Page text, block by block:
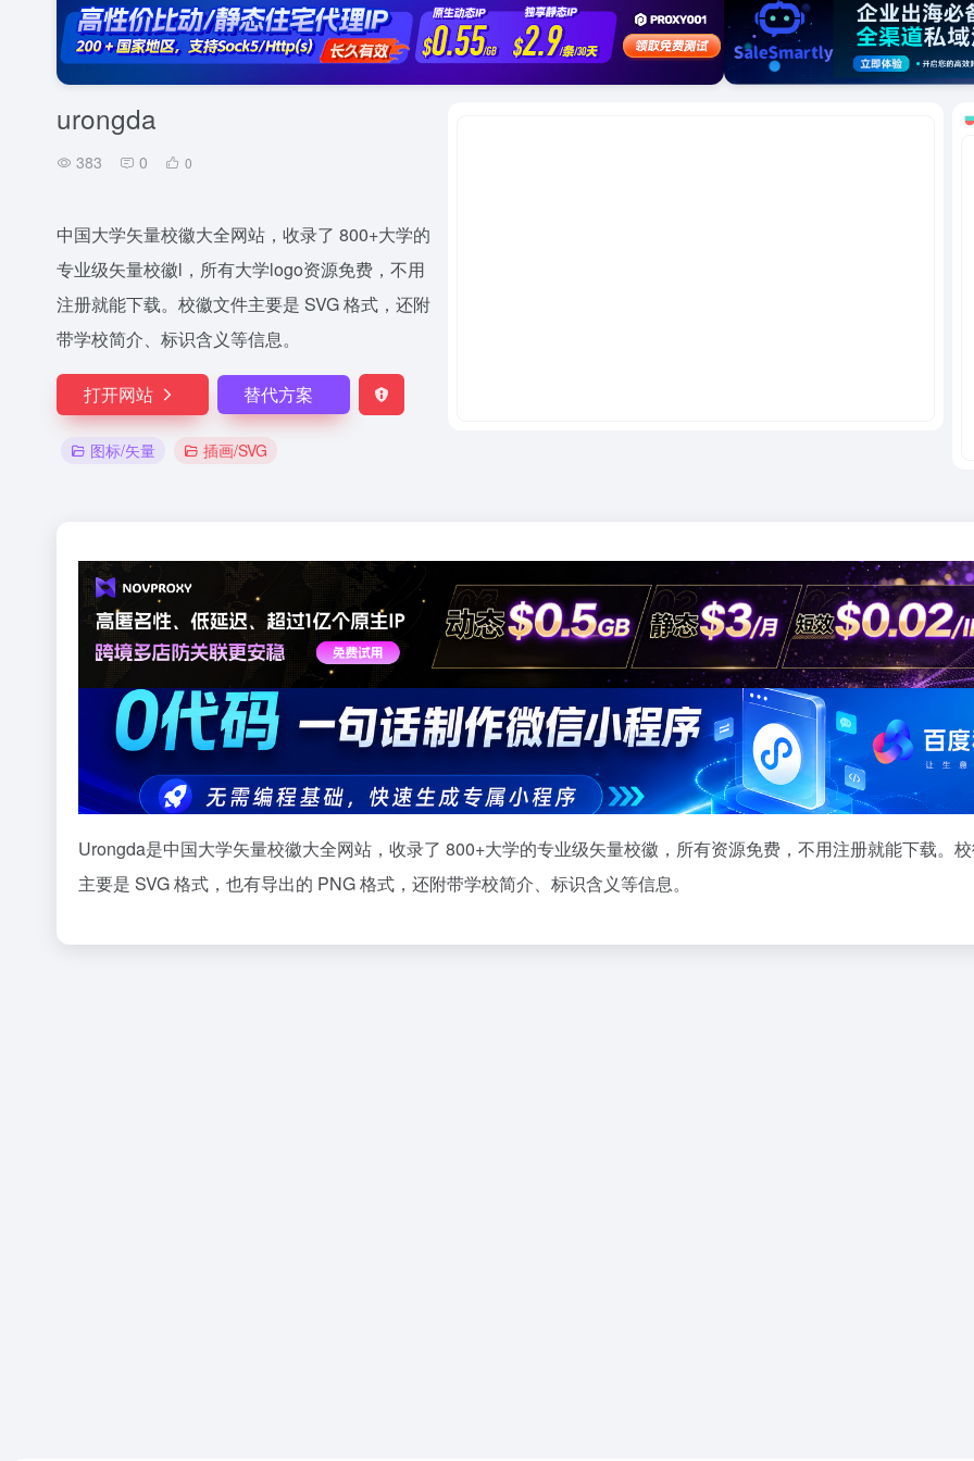
urongda
383 0 0
中国大学矢量校徽大全网站，收录了 800+大学的
专业级矢量校徽l，所有大学logo资源免费，不用
注册就能下载。校徽文件主要是 SVG 格式，还附
带学校简介、标识含义等信息。
打开网站 替代方案
图标/矢量 插画/SVG
Urongda是中国大学矢量校徽大全网站，收录了 800+大学的专业级矢量校徽，所有资源免费，不用注册就能下载。
主要是 SVG 格式，也有导出的 PNG 格式，还附带学校简介、标识含义等信息。